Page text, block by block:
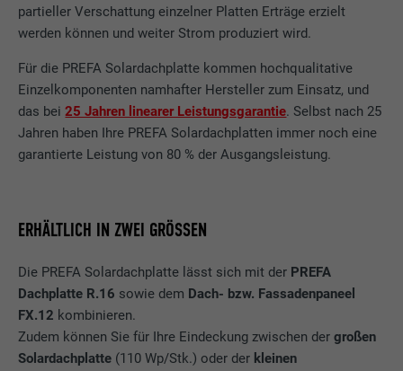
partieller Verschattung einzelner Platten Erträge erzielt
werden können und weiter Strom produziert wird.
Für die PREFA Solardachplatte kommen hochqualitative
Einzelkomponenten namhafter Hersteller zum Einsatz, und
das bei25 Jahren linearer Leistungsgarantie. Selbst nach 25
Jahren haben Ihre PREFA Solardachplatten immer noch eine
garantierte Leistung von 80 % der Ausgangsleistung.
ERHÄLTLICH IN ZWEI GRÖSSEN
Die PREFA Solardachplatte lässt sich mit der PREFA
Dachplatte R.16 sowie dem Dach- bzw. Fassadenpaneel
FX.12 kombinieren.
Zudem können Sie für Ihre Eindeckung zwischen dergroßen
Solardachplatte (110 Wp/Stk.) oder der kleinen